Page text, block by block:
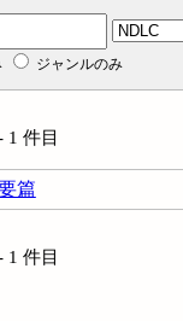
ジャンルのみ
1 件目
篇
1 件目